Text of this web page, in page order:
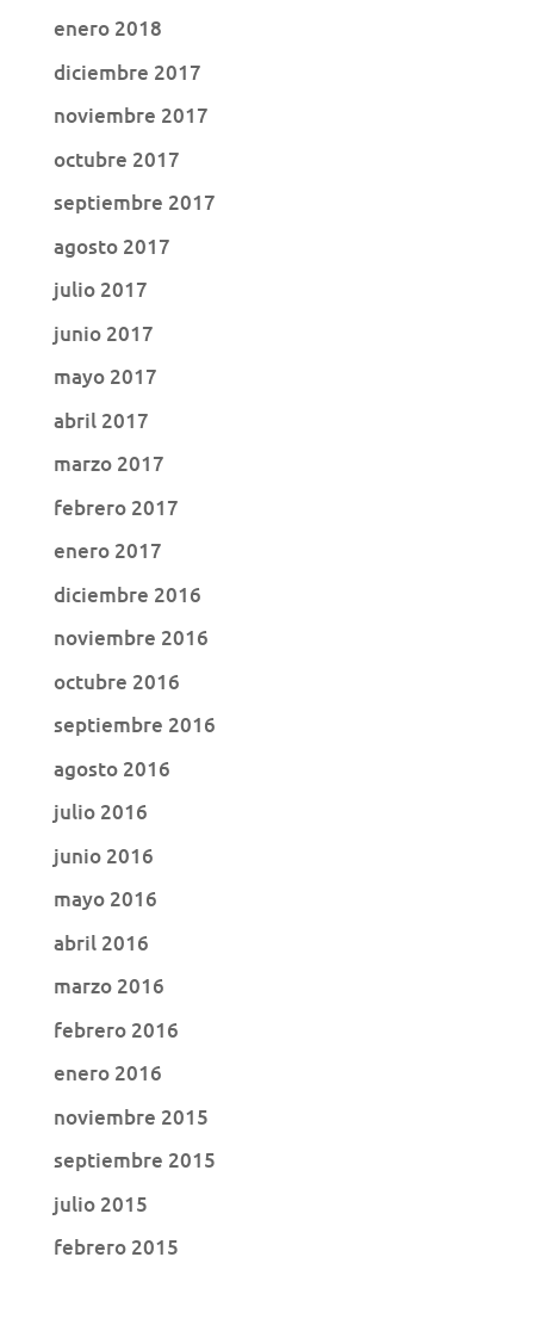
enero 2018
diciembre 2017
noviembre 2017
octubre 2017
septiembre 2017
agosto 2017
julio 2017
junio 2017
mayo 2017
abril 2017
marzo 2017
febrero 2017
enero 2017
diciembre 2016
noviembre 2016
octubre 2016
septiembre 2016
agosto 2016
julio 2016
junio 2016
mayo 2016
abril 2016
marzo 2016
febrero 2016
enero 2016
noviembre 2015
septiembre 2015
julio 2015
febrero 2015